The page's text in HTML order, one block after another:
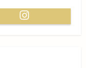
Instagram